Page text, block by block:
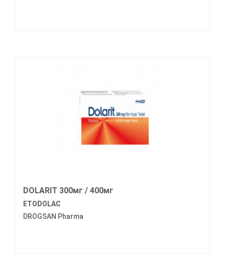
DOLARIT 300мг / 400мг
ETODOLAC
DROGSAN Pharma